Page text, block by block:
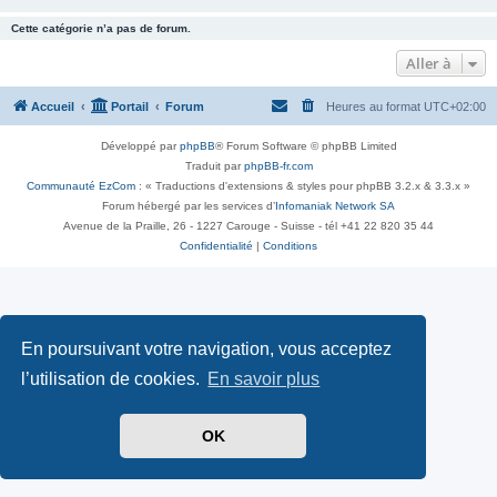
En poursuivant votre navigation, vous acceptez
l’utilisation de cookies. En savoir plus
OK
Cette catégorie n’a pas de forum.
Aller à
Accueil Portail Forum Heures au format UTC+02:00
Développé parphpBB® Forum Software © phpBB Limited
Traduit parphpBB-fr.com
Communauté EzCom : « Traductions d'extensions & styles pour phpBB 3.2.x & 3.3.x »
Forum hébergé par les services d’ Infomaniak Network SA
Avenue de la Praille, 26 - 1227 Carouge - Suisse - tél +41 22 820 35 44
Confidentialité
Conditions